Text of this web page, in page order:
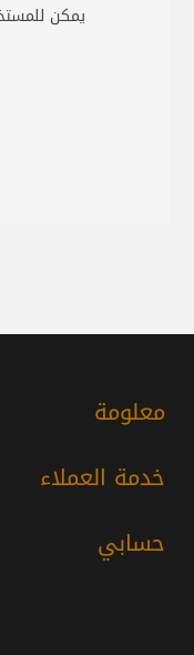
يمكن
معلومة
خدمة العملاء
حسابي